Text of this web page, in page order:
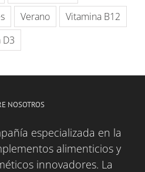
Verano
Vitamina B12
D3
NOSOTROS
especializada en la
alimenticios y
innovadores. La